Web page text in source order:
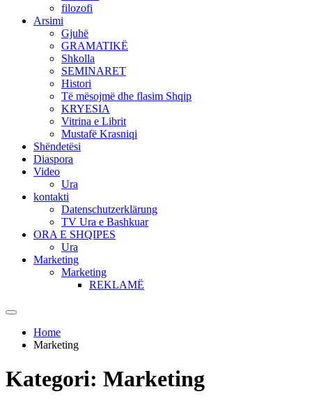
filozofi
Arsimi
Gjuhë
GRAMATIKË
Shkolla
SEMINARET
Histori
Të mësojmë dhe flasim Shqip
KRYESIA
Vitrina e Librit
Mustafë Krasniqi
Shëndetësi
Diaspora
Video
Ura
kontakti
Datenschutzerklärung
TV Ura e Bashkuar
ORA E SHQIPES
Ura
Marketing
Marketing
REKLAMË
Home
Marketing
Kategori: Marketing